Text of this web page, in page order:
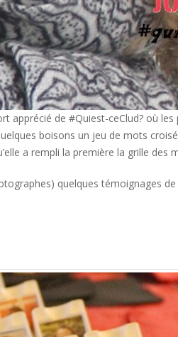
apprécié de #Quiest-ceClud? où
boisons un jeu de mots
a rempli la première la grille des
quelques témoignages